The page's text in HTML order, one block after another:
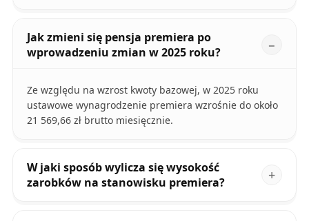
Jak zmieni się pensja premiera po
wprowadzeniu zmian w 2025 roku?
Ze względu na wzrost kwoty bazowej, w 2025 roku
ustawowe wynagrodzenie premiera wzrośnie do około
21 569,66 zł brutto miesięcznie.
W jaki sposób wylicza się wysokość
zarobków na stanowisku premiera?